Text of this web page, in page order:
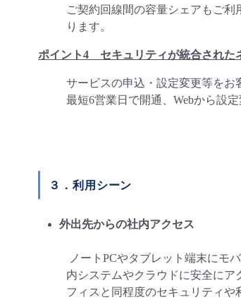
ご契約回線間の容量シェアもご
ります。
ポイント4 セキュリティが統合された
サービスの申込・設定変更等をお
最短6営業日で開通、Webから設定
３．利用シーン
外出先からの社内アクセス
ノートPCやタブレット端末にモ
内システムやクラウドに安全にア
フィスと同程度のセキュリティや